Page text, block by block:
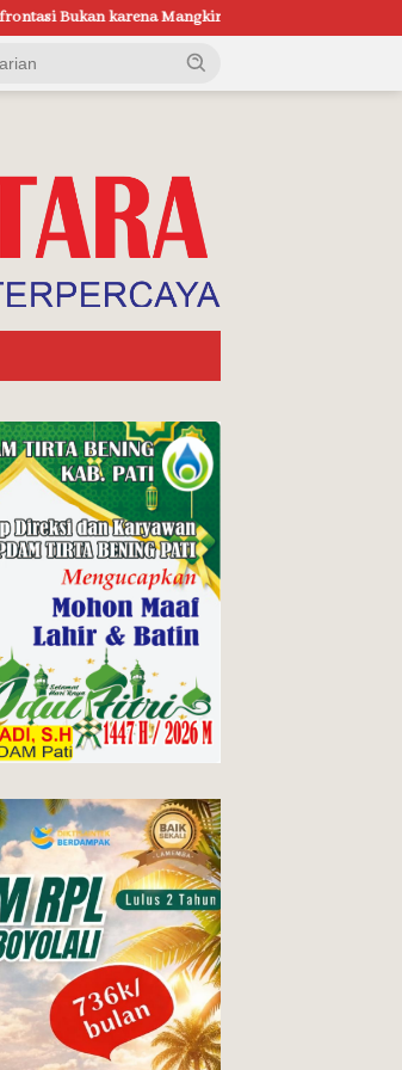
Gelar Demo Kaukus Benteng Rakyat Kudus,